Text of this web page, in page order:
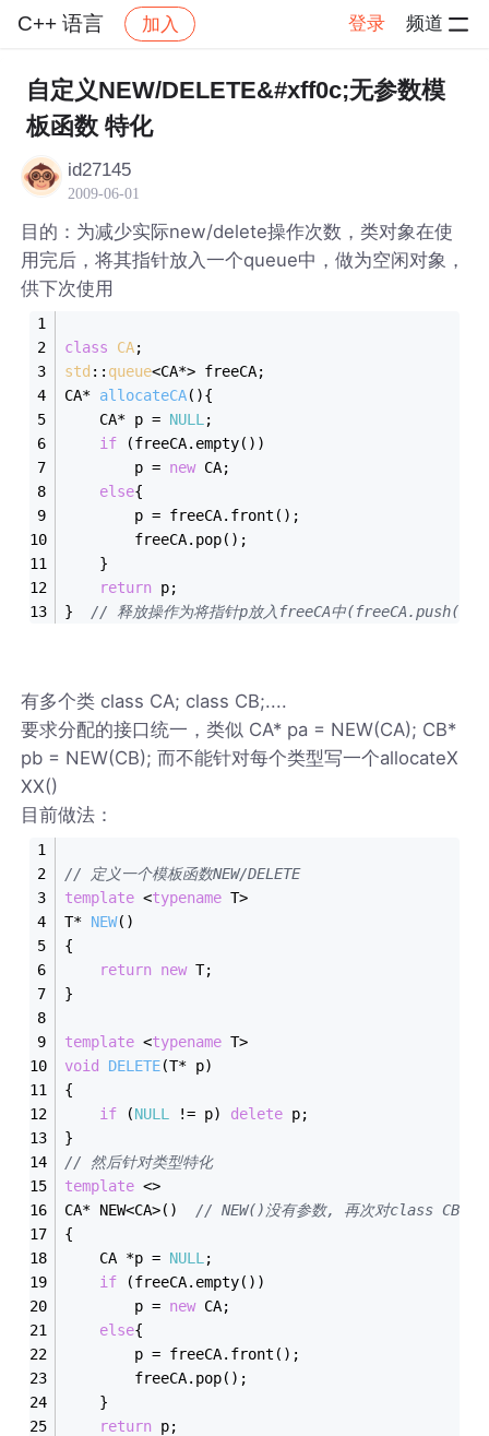
C++ 语言 加入 登录 频道
社区 C++ 语言
自定义NEW/DELETE&#xff0c;无参数模
板函数 特化
id27145
2009-06-01
目的：为减少实际new/delete操作次数，类对象在使
用完后，将其指针放入一个queue中，做为空闲对象，
供下次使用
class CA;
std :: queue<CA*> freeCA;
CA* allocateCA(){
	CA* p =
NULL ;
if (freeCA.empty())
		p =
new CA;
else{
		p = freeCA.front();
		freeCA.pop();
	}
return p;
} // 释放操作为将指针p放入freeCA中
有多个类 class CA; class CB;....
要求分配的接口统一，类似 CA* pa = NEW(CA); CB*
pb = NEW(CB); 而不能针对每个类型写一个allocateX
XX()
目前做法：
// 定义一个模板函数NEW/DELETE
template <typename T>
T* NEW()
{
return new T;
}
template <typename T>
void
DELETE(T* p)
{
if (NULL != p) delete p;
}
// 然后针对类型特化
template <>
CA* NEW<CA>() // NEW()没有参数, 再次对class CB 特
{
	CA *p =
NULL ;
if (freeCA.empty())
		p =
new CA;
else{
		p = freeCA.front();
		freeCA.pop();
	}
return p;